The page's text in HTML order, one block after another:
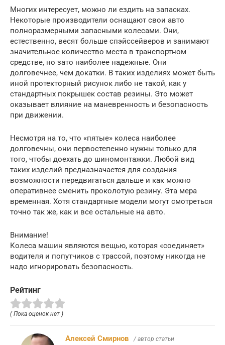
Многих интересует, можно ли ездить на запасках.
Некоторые производители оснащают свои авто
полноразмерными запасными колесами. Они,
естественно, весят больше спэйссейверов и занимают
значительное количество места в транспортном
средстве, но зато наиболее надежные. Они
долговечнее, чем докатки. В таких изделиях может быть
иной протекторный рисунок либо не такой, как у
стандартных покрышек состав резины. Это может
оказывает влияние на маневренность и безопасность
при движении.
Несмотря на то, что «пятые» колеса наиболее
долговечны, они первостепенно нужны только для
того, чтобы доехать до шиномонтажки. Любой вид
таких изделий предназначается для создания
возможности передвигаться дальше и как можно
оперативнее сменить проколотую резину. Эта мера
временная. Хотя стандартные модели могут смотреться
точно так же, как и все остальные на авто.
Внимание!
Колеса машин являются вещью, которая «соединяет»
водителя и попутчиков с трассой, поэтому никогда не
надо игнорировать безопасность.
Рейтинг
( Пока оценок нет )
Алексей Смирнов / автор статьи